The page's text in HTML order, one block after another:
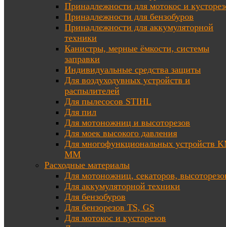
Принадлежности для мотокос и
Принадлежности для бензобуров
Принадлежности для аккумуляторной
техники
Канистры, мерные ёмкости, системы
заправки
Индивидуальные средства защиты
Для воздуходувных устройств и
распылителей
Для пылесосов STIHL
Для пил
Для мотоножниц и высоторезов
Для моек высокого давления
Для многофункциональных устройств
MM
Расходные материалы
Для мотоножниц, секаторов,
Для аккумуляторной техники
Для бензобуров
Для бензорезов TS, GS
Для мотокос и кусторезов